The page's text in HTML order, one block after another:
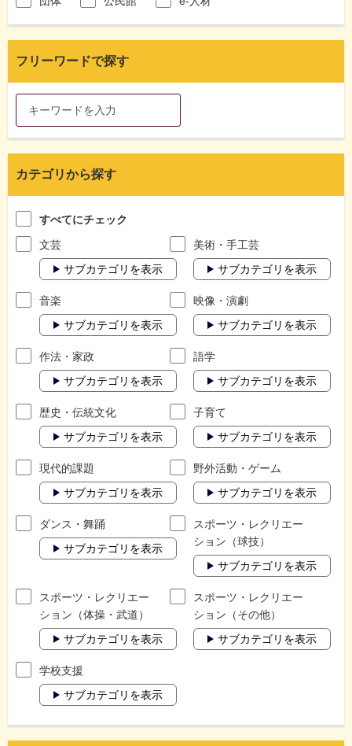
フリーワードで探す
カテゴリから探す
すべてにチェック
文芸
サブカテゴリを表示
美術・手工芸
サブカテゴリを表示
音楽
サブカテゴリを表示
映像・演劇
サブカテゴリを表示
作法・家政
サブカテゴリを表示
語学
サブカテゴリを表示
歴史・伝統文化
サブカテゴリを表示
子育て
サブカテゴリを表示
現代的課題
サブカテゴリを表示
野外活動・ゲーム
サブカテゴリを表示
ダンス・舞踊
サブカテゴリを表示
スポーツ・レクリエー
ション（球技）
サブカテゴリを表示
スポーツ・レクリエー
ション（体操・武道）
サブカテゴリを表示
スポーツ・レクリエー
ション（その他）
サブカテゴリを表示
学校支援
サブカテゴリを表示